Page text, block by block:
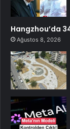
Hangzhou’da
Ağustos 8, 2026